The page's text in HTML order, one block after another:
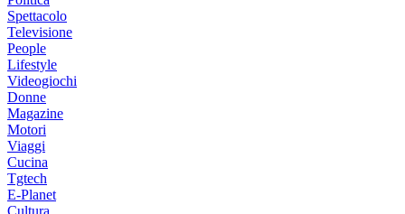
Spettacolo
Televisione
People
Lifestyle
Videogiochi
Donne
Magazine
Motori
Viaggi
Cucina
Tgtech
E-Planet
Cultura